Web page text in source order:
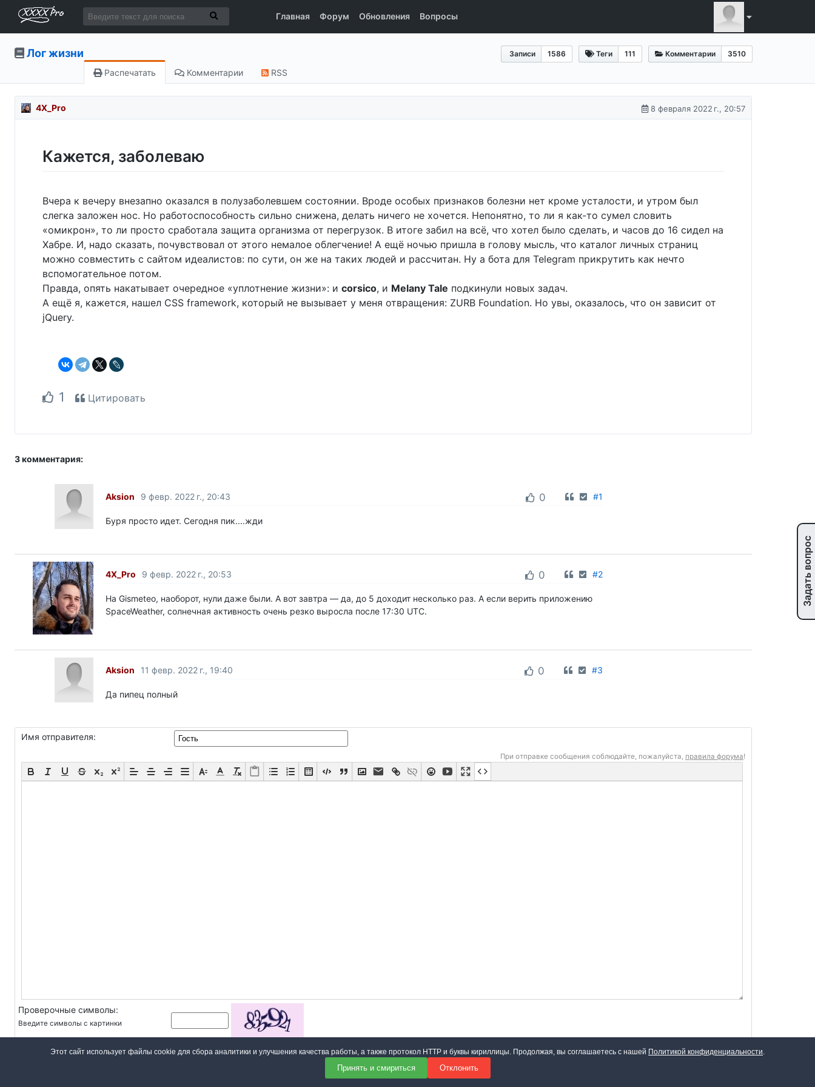
Главная Форум Обновления Вопросы
Записи 1586 Теги 111 Комментарии 3510
Лог жизни
Распечатать Комментарии RSS
4X_Pro 8 февраля 2022 г., 20:57
Кажется, заболеваю
Вчера к вечеру внезапно оказался в полузаболевшем состоянии. Вроде особых признаков болезни нет кроме усталости, и утром был
слегка заложен нос. Но работоспособность сильно снижена, делать ничего не хочется. Непонятно, то ли я как-то сумел словить
«омикрон», то ли просто сработала защита организма от перегрузок. В итоге забил на всё, что хотел было сделать, и часов до 16 сидел на
Хабре. И, надо сказать, почувствовал от этого немалое облегчение! А ещё ночью пришла в голову мысль, что каталог личных страниц
можно совместить с сайтом идеалистов: по сути, он же на таких людей и рассчитан. Ну а бота для Telegram прикрутить как нечто
вспомогательное потом.
Правда, опять накатывает очередное «уплотнение жизни»: и corsico, и Melany Tale подкинули новых задач.
А ещё я, кажется, нашел CSS framework, который не вызывает у меня отвращения: ZURB Foundation. Но увы, оказалось, что он зависит от
jQuery.
1 Цитировать
3 комментария:
Aksion 9 февр. 2022 г., 20:43 0 #1
Буря просто идет. Сегодня пик....жди
4X_Pro 9 февр. 2022 г., 20:53 0 #2
На Gismeteo, наоборот, нули даже были. А вот завтра — да, до 5 доходит несколько раз. А если верить приложению
SpaceWeather, солнечная активность очень резко выросла после 17:30 UTC.
Aksion 11 февр. 2022 г., 19:40 0 #3
Да пипец полный
Имя отправителя:
При отправке сообщения соблюдайте, пожалуйста, правила форума!
Проверочные символы:
Введите символы с картинки
Даю своёсогласие на обработку персональных данныхв соответствии сполитикой конфиденциальности сайта
Отправить
Этот сайт использует файлы cookie для сбора аналитики и улучшения качества работы, а также протокол HTTP и буквы кириллицы. Продолжая, вы соглашаетесь с нашей Политикой конфиденциальности.
Принять и смириться Отклонить
Задать вопрос